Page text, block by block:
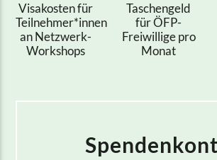
Visakosten für
Teilnehmer*innen
an Netzwerk-
Workshops
Taschengeld
für ÖFP-
Freiwillige pro
Monat